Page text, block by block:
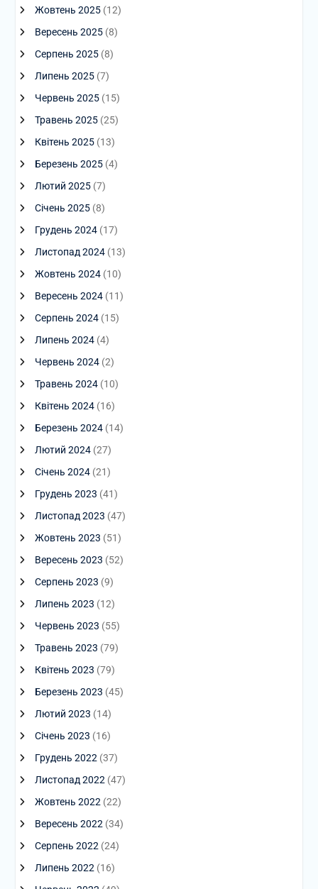
Жовтень 2025(12)
Вересень 2025(8)
Серпень 2025(8)
Липень 2025(7)
Червень 2025(15)
Травень 2025(25)
Квітень 2025(13)
Березень 2025(4)
Лютий 2025(7)
Січень 2025(8)
Грудень 2024(17)
Листопад 2024(13)
Жовтень 2024(10)
Вересень 2024(11)
Серпень 2024(15)
Липень 2024(4)
Червень 2024(2)
Травень 2024(10)
Квітень 2024(16)
Березень 2024(14)
Лютий 2024(27)
Січень 2024(21)
Грудень 2023 (41)
Листопад 2023 (47)
Жовтень 2023 (51)
Вересень 2023 (52)
Серпень 2023 (9)
Липень 2023 (12)
Червень 2023 (55)
Травень 2023 (79)
Квітень 2023 (79)
Березень 2023 (45)
Лютий 2023 (14)
Січень 2023 (16)
Грудень 2022 (37)
Листопад 2022 (47)
Жовтень 2022 (22)
Вересень 2022 (34)
Серпень 2022 (24)
Липень 2022 (16)